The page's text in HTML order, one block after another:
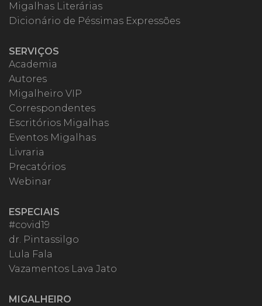
Migalhas Literárias
Dicionário de Péssimas Expressões
SERVIÇOS
Academia
Autores
Migalheiro VIP
Correspondentes
Escritórios Migalhas
Eventos Migalhas
Livraria
Precatórios
Webinar
ESPECIAIS
#covid19
dr. Pintassilgo
Lula Fala
Vazamentos Lava Jato
MIGALHEIRO